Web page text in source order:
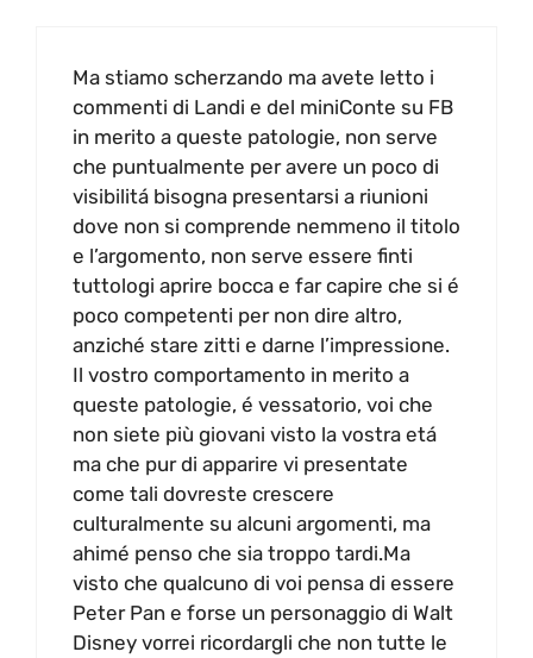
Ma stiamo scherzando ma avete letto i
commenti di Landi e del miniConte su FB
in merito a queste patologie, non serve
che puntualmente per avere un poco di
visibilitá bisogna presentarsi a riunioni
dove non si comprende nemmeno il titolo
e l’argomento, non serve essere finti
tuttologi aprire bocca e far capire che si é
poco competenti per non dire altro,
anziché stare zitti e darne l’impressione.
Il vostro comportamento in merito a
queste patologie, é vessatorio, voi che
non siete più giovani visto la vostra etá
ma che pur di apparire vi presentate
come tali dovreste crescere
culturalmente su alcuni argomenti, ma
ahimé penso che sia troppo tardi.Ma
visto che qualcuno di voi pensa di essere
Peter Pan e forse un personaggio di Walt
Disney vorrei ricordargli che non tutte le